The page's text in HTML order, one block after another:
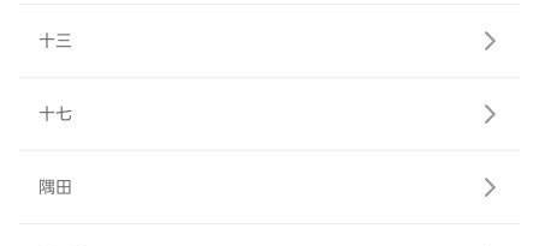
十三
十七
隅田